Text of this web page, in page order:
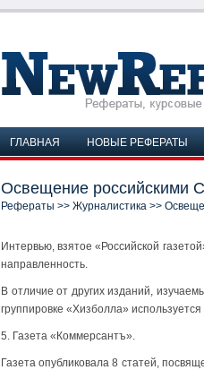
ГЛАВНАЯ НОВЫЕ РЕФЕРАТЫ
Освещение российскими
Рефераты >> Журналистика >>
Интервью, взятое «Российской
направленность.
В отличие от других изданий,
группировке «Хизболла»
5. Газета «Коммерсантъ».
Газета опубликовала 8 статей,